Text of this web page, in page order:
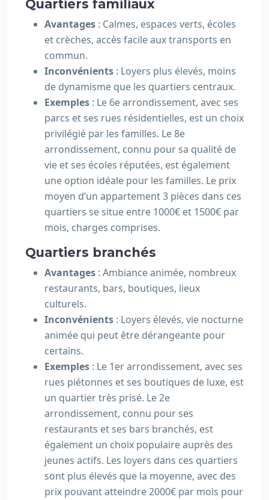
Quartiers familiaux
Avantages : Calmes, espaces verts, écoles
et crèches, accès facile aux transports en
commun.
Inconvénients : Loyers plus élevés, moins
de dynamisme que les quartiers centraux.
Exemples : Le 6e arrondissement, avec ses
parcs et ses rues résidentielles, est un choix
privilégié par les familles. Le 8e
arrondissement, connu pour sa qualité de
vie et ses écoles réputées, est également
une option idéale pour les familles. Le prix
moyen d’un appartement 3 pièces dans ces
quartiers se situe entre 1000€ et 1500€ par
mois, charges comprises.
Quartiers branchés
Avantages : Ambiance animée, nombreux
restaurants, bars, boutiques, lieux
culturels.
Inconvénients : Loyers élevés, vie nocturne
animée qui peut être dérangeante pour
certains.
Exemples : Le 1er arrondissement, avec ses
rues piétonnes et ses boutiques de luxe, est
un quartier très prisé. Le 2e
arrondissement, connu pour ses
restaurants et ses bars branchés, est
également un choix populaire auprès des
jeunes actifs. Les loyers dans ces quartiers
sont plus élevés que la moyenne, avec des
prix pouvant atteindre 2000€ par mois pour